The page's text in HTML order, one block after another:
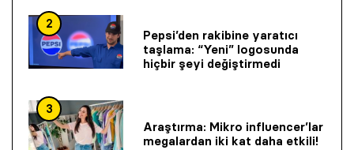
2
Pepsi’den rakibine yaratıcı
taşlama: “Yeni” logosunda
hiçbir şeyi değiştirmedi
3
Araştırma: Mikro influencer’lar
megalardan iki kat daha etkili!